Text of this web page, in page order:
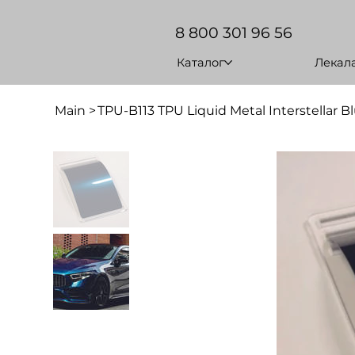
8 800 301 96 56
Каталог
Main >TPU-B113 TPU Liquid Metal Interstellar